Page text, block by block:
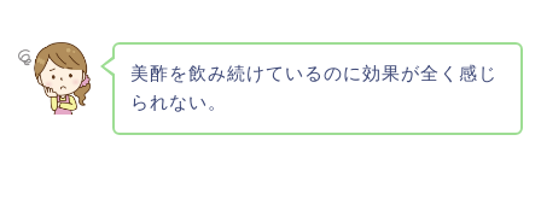
美酢を飲み続けているのに効果が全く感じ
られない。